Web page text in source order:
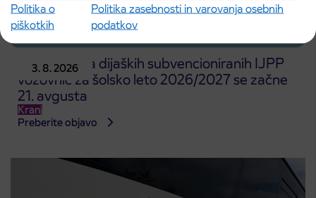
Politika o
piškotkih
Politika zasebnosti in varovanja osebnih
podatkov
3. 8. 2026
Predprodaja dijaških subvencioniranih IJPP
vozovnic za šolsko leto 2026/2027 se začne
21. avgusta
Kranj
Preberite objavo